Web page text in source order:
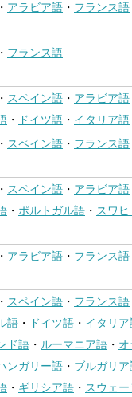
・ アラビア語 ・ フランス語
・ フランス語
・ スペイン語 ・ アラビア語
・ ドイツ語 ・ イタリア語
・ スペイン語 ・ フランス語
・ スペイン語 ・ アラビア語
・ ポルトガル語 ・ スワ
・ アラビア語 ・ フランス語
・ スペイン語 ・ フランス語
語 ・ ドイツ語 ・ イタリア
ド語 ・ ルーマニア語 ・
ンガリー語 ・ ブルガリア
・ ギリシア語 ・ スウェ